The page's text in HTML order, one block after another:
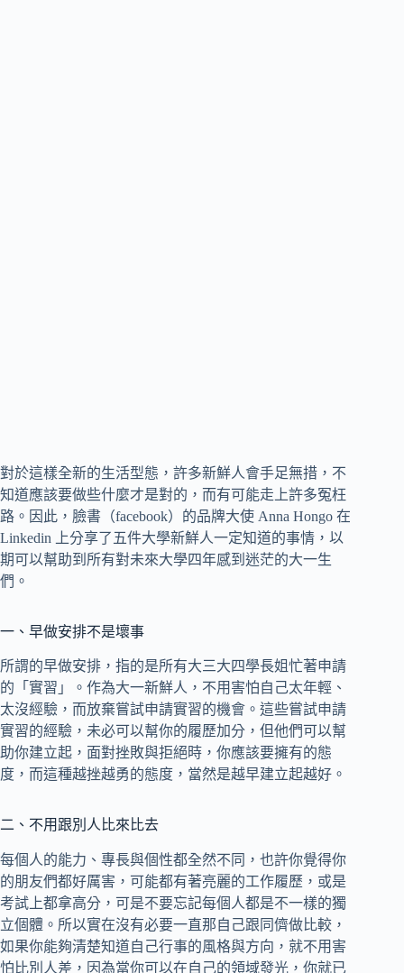
對於這樣全新的生活型態，許多新鮮人會手足無措，不
知道應該要做些什麼才是對的，而有可能走上許多冤枉
路。因此，臉書（facebook）的品牌大使 Anna Hongo 在
Linkedin 上分享了五件大學新鮮人一定知道的事情，以
期可以幫助到所有對未來大學四年感到迷茫的大一生
們。
一、早做安排不是壞事
所謂的早做安排，指的是所有大三大四學長姐忙著申請
的「實習」。作為大一新鮮人，不用害怕自己太年輕、
太沒經驗，而放棄嘗試申請實習的機會。這些嘗試申請
實習的經驗，未必可以幫你的履歷加分，但他們可以幫
助你建立起，面對挫敗與拒絕時，你應該要擁有的態
度，而這種越挫越勇的態度，當然是越早建立起越好。
二、不用跟別人比來比去
每個人的能力、專長與個性都全然不同，也許你覺得你
的朋友們都好厲害，可能都有著亮麗的工作履歷，或是
考試上都拿高分，可是不要忘記每個人都是不一樣的獨
立個體。所以實在沒有必要一直那自己跟同儕做比較，
如果你能夠清楚知道自己行事的風格與方向，就不用害
怕比別人差，因為當你可以在自己的領域發光，你就已